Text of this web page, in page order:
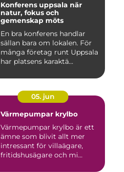
Konferens uppsala när
natur, fokus och
gemenskap möts
En bra konferens handlar
sällan bara om lokalen. För
många företag runt Uppsala
har platsens karaktä...
05. jun
Värmepumpar krylbo
Värmepumpar krylbo är ett
ämne som blivit allt mer
intressant för villaägare,
fritidshusägare och mi...